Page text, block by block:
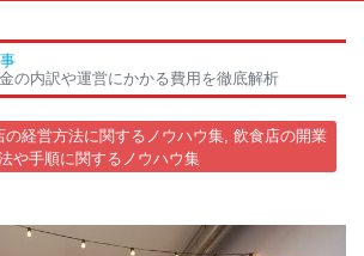
の内訳や運営にかかる費用を徹底解析
の経営方法に関するノウハウ集 飲食店の開業
や手順に関するノウハウ集